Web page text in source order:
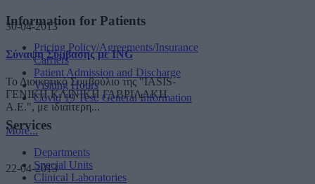
30-04-2013
Σύναψη Σύμβασης με ING
Το Διοικητικό Συμβούλιο της "IASIS-
ΓΕΝΙΚΗ ΚΛΙΝΙΚΗ ΓΑΒΡΙΛΑΚΗ
A.E.", με ιδιαίτερη...
More...
22-04-2013
Information for Patients
Pricing Policy/Agreements/Insurance
Carriers
Patient Admission and Discharge
Visiting Hours
Covid 19 Test: General Information
Services
Departments
Special Units
Clinical Laboratories